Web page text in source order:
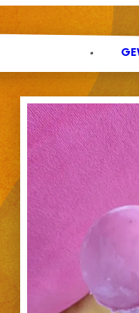
& SPASS